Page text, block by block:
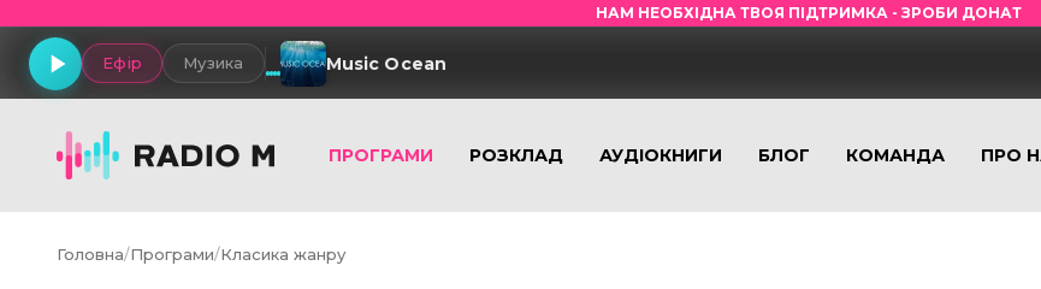
НАМ НЕОБХІДНА ТВОЯ ПІДТРИМКА - ЗРОБИ ДОНАТ
Ефір Музика Music Ocean
ПРОГРАМИ РОЗКЛАД АУДІОКНИГИ БЛОГ КОМАНДА ПРО
Головна/Програми/Класика жанру